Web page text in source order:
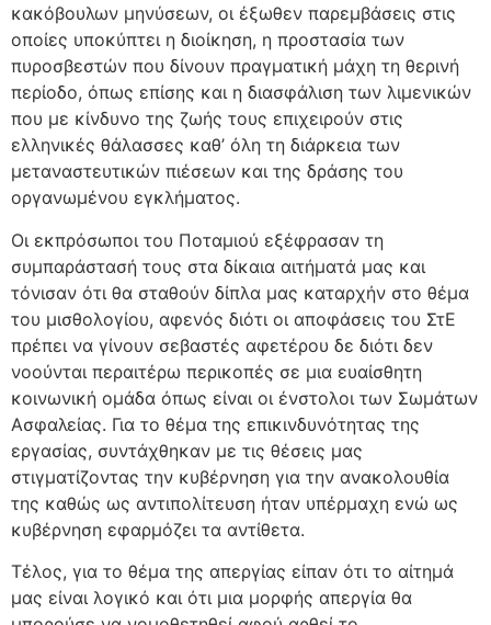
κακόβουλων μηνύσεων, οι έξωθεν παρεμβάσεις στις
οποίες υποκύπτει η διοίκηση, η προστασία των
πυροσβεστών που δίνουν πραγματική μάχη τη θερινή
περίοδο, όπως επίσης και η διασφάλιση των λιμενικών
που με κίνδυνο της ζωής τους επιχειρούν στις
ελληνικές θάλασσες καθ’ όλη τη διάρκεια των
μεταναστευτικών πιέσεων και της δράσης του
οργανωμένου εγκλήματος.
Οι εκπρόσωποι του Ποταμιού εξέφρασαν τη
συμπαράστασή τους στα δίκαια αιτήματά μας και
τόνισαν ότι θα σταθούν δίπλα μας καταρχήν στο θέμα
του μισθολογίου, αφενός διότι οι αποφάσεις του ΣτΕ
πρέπει να γίνουν σεβαστές αφετέρου δε διότι δεν
νοούνται περαιτέρω περικοπές σε μια ευαίσθητη
κοινωνική ομάδα όπως είναι οι ένστολοι των Σωμάτων
Ασφαλείας. Για το θέμα της επικινδυνότητας της
εργασίας, συντάχθηκαν με τις θέσεις μας
στιγματίζοντας την κυβέρνηση για την ανακολουθία
της καθώς ως αντιπολίτευση ήταν υπέρμαχη ενώ ως
κυβέρνηση εφαρμόζει τα αντίθετα.
Τέλος, για το θέμα της απεργίας είπαν ότι το αίτημά
μας είναι λογικό και ότι μια μορφής απεργία θα